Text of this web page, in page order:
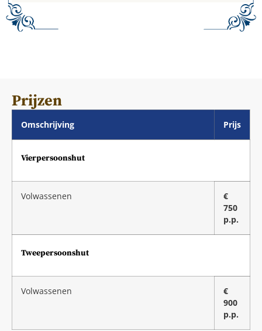
Prijzen
Omschrijving Prijs
Vierpersoonshut
Volwassenen
€
750
p.p.
Tweepersoonshut
Volwassenen
€
900
p.p.